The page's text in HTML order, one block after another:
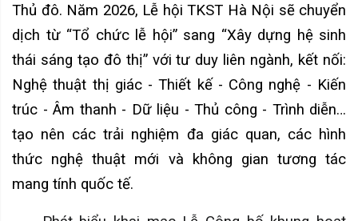
Thủ đô. Năm 2026, Lễ hội TKST Hà Nội sẽ chuyển
dịch từ “Tổ chức lễ hội” sang “Xây dựng hệ sinh
thái sáng tạo đô thị” vớitư duy liên ngành, kết nối:
Nghệ thuật thị giác - Thiết kế - Công nghệ - Kiến
trúc - Âm thanh - Dữ liệu - Thủ công - Trình diễn…
tạo nên các trải nghiệm đa giác quan, các hình
thức nghệ thuật mới và không gian tương tác
mang tính quốc tế.